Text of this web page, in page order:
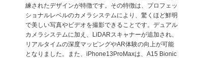
練されたデザインが特徴です。その特徴は、プロフェッ
ショナルレベルのカメラシステムにより、驚くほど鮮明
で美しい写真やビデオを撮影できることです。デュアル
カメラシステムに加え、LiDARスキャナーが追加され、
リアルタイムの深度マッピングやAR体験の向上が可能
となりました。また、iPhone13ProMaxは、A15 Bionic